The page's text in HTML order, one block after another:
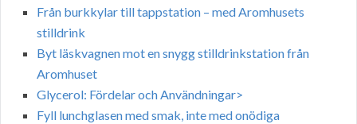
Från burkkylar till tappstation – med Aromhusets
stilldrink
Byt läskvagnen mot en snygg stilldrinkstation från
Aromhuset
Glycerol: Fördelar och Användningar>
Fyll lunchglasen med smak, inte med onödiga